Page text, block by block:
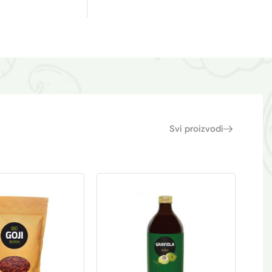
Svi proizvodi